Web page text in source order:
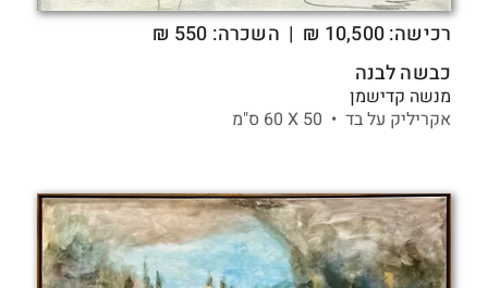
רכישה: ₪ 10,500
| השכרה: 550 ₪
כבשה לבנה
מנשה קדישמן
אקריליק על בד • 50 X